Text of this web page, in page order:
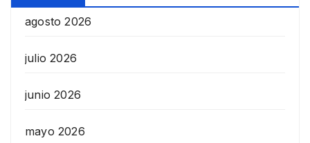
agosto 2026
julio 2026
junio 2026
mayo 2026